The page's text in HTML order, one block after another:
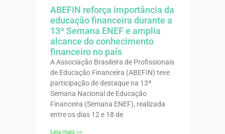
ABEFIN reforça importância da
educação financeira durante a
13ª Semana ENEF e amplia
alcance do conhecimento
financeiro no país
A Associação Brasileira de Profissionais
de Educação Financeira (ABEFIN) teve
participação de destaque na 13ª
Semana Nacional de Educação
Financeira (Semana ENEF), realizada
entre os dias 12 e 18 de
Leia mais >>